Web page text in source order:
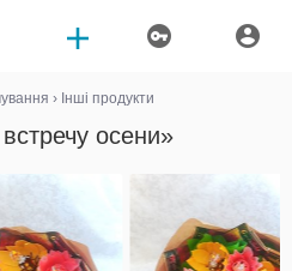
› Інші продукти
осени»